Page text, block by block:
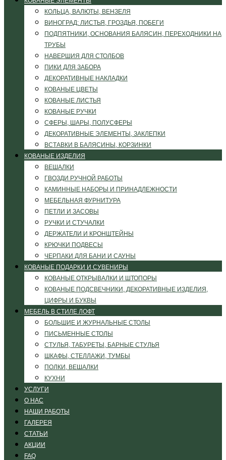
КОЛЬЦА, ВАЛЮТЫ, ВЕНЗЕЛЯ
ВИНОГРАД: ЛИСТЬЯ, ГРОЗДЬЯ, ПОБЕГИ
ПОДПЯТНИКИ, ОСНОВАНИЯ БАЛЯСИН, ПЕРЕХОДНИКИ НА
ТРУБЫ
НАВЕРШИЯ ДЛЯ СТОЛБОВ
ПИКИ ДЛЯ ЗАБОРА
ДЕКОРАТИВНЫЕ НАКЛАДКИ
КОВАНЫЕ ЦВЕТЫ
КОВАНЫЕ ЛИСТЬЯ
КОВАНЫЕ РУЧКИ
СФЕРЫ, ШАРЫ, ПОЛУСФЕРЫ
ДЕКОРАТИВНЫЕ ЭЛЕМЕНТЫ, ЗАКЛЕПКИ
ВСТАВКИ В БАЛЯСИНЫ, КОРЗИНКИ
КОВАНЫЕ ИЗДЕЛИЯ
ВЕШАЛКИ
ГВОЗДИ РУЧНОЙ РАБОТЫ
КАМИННЫЕ НАБОРЫ И ПРИНАДЛЕЖНОСТИ
МЕБЕЛЬНАЯ ФУРНИТУРА
ПЕТЛИ И ЗАСОВЫ
РУЧКИ И СТУЧАЛКИ
ДЕРЖАТЕЛИ И КРОНШТЕЙНЫ
КРЮЧКИ ПОДВЕСЫ
ЧЕРПАКИ ДЛЯ БАНИ И САУНЫ
КОВАНЫЕ ПОДАРКИ И СУВЕНИРЫ
КОВАНЫЕ ОТКРЫВАЛКИ И ШТОПОРЫ
КОВАНЫЕ ПОДСВЕЧНИКИ, ДЕКОРАТИВНЫЕ ИЗДЕЛИЯ,
ЦИФРЫ И БУКВЫ
МЕБЕЛЬ В СТИЛЕ ЛОФТ
БОЛЬШИЕ И ЖУРНАЛЬНЫЕ СТОЛЫ
ПИСЬМЕННЫЕ СТОЛЫ
СТУЛЬЯ, ТАБУРЕТЫ, БАРНЫЕ СТУЛЬЯ
ШКАФЫ, СТЕЛЛАЖИ, ТУМБЫ
ПОЛКИ, ВЕШАЛКИ
КУХНИ
УСЛУГИ
О НАС
НАШИ РАБОТЫ
ГАЛЕРЕЯ
СТАТЬИ
АКЦИИ
FAQ